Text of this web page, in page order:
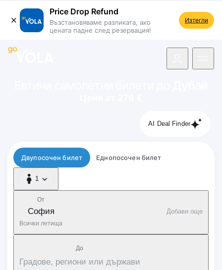
Price Drop Refund
Възстановяваме разликата, ако
цената падне след резервация!
Изтегли
AI Deal Finder
Тип полет
Двупосочен билет Еднопосочен билет
1
1 Пътник
От
София
Всички летища
Добави още
Дo
Градове, региони или държави